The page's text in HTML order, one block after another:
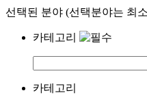
선택된 분야 (선택분야는 최
카테고리
카테고리